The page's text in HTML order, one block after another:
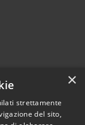
×
strettamente
del sito,